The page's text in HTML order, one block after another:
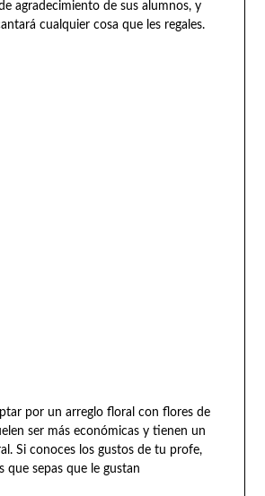
agradecimiento de sus alumnos, y
cualquier cosa que les regales.
por un arreglo floral con flores de
ser más económicas y tienen un
Si conoces los gustos de tu profe,
que sepas que le gustan